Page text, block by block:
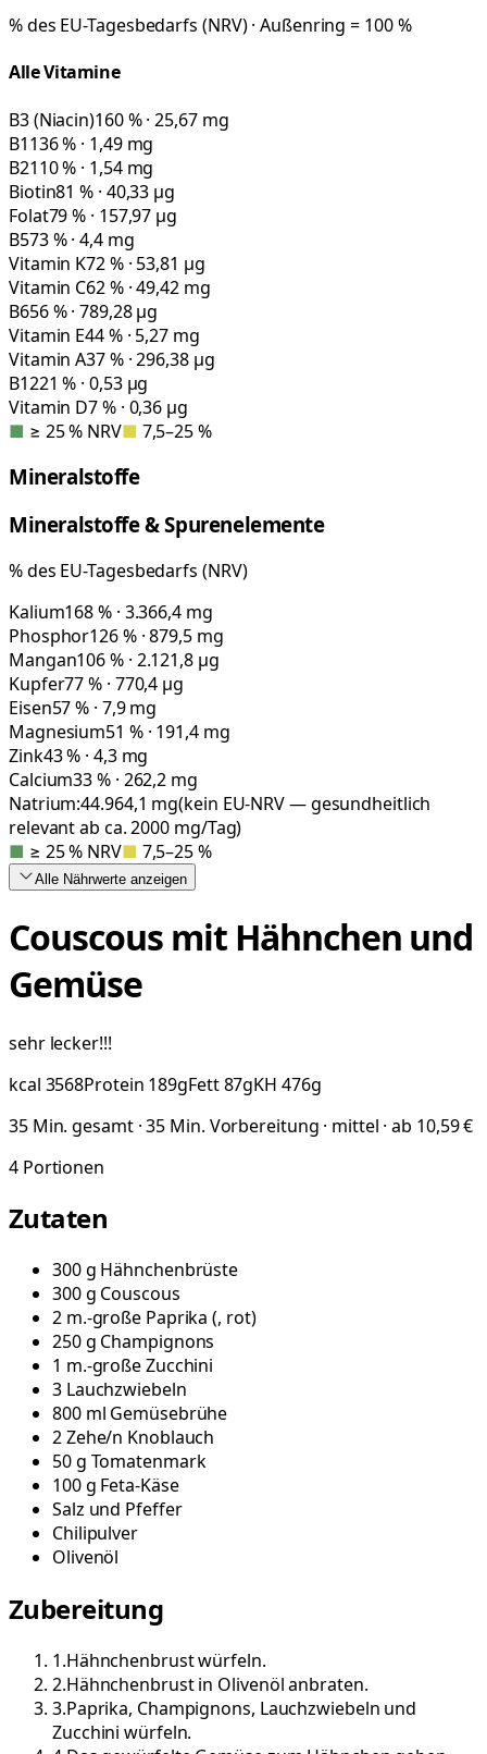
% des EU-Tagesbedarfs (NRV) · Außenring = 100 %
Alle Vitamine
B3 (Niacin)160 % · 25,67 mg
B1136 % · 1,49 mg
B2110 % · 1,54 mg
Biotin81 % · 40,33 µg
Folat79 % · 157,97 µg
B573 % · 4,4 mg
Vitamin K72 % · 53,81 µg
Vitamin C62 % · 49,42 mg
B656 % · 789,28 µg
Vitamin E44 % · 5,27 mg
Vitamin A37 % · 296,38 µg
B1221 % · 0,53 µg
Vitamin D7 % · 0,36 µg
■ ≥ 25 % NRV■ 7,5–25 %
Mineralstoffe
Mineralstoffe & Spurenelemente
% des EU-Tagesbedarfs (NRV)
Kalium168 % · 3.366,4 mg
Phosphor126 % · 879,5 mg
Mangan106 % · 2.121,8 µg
Kupfer77 % · 770,4 µg
Eisen57 % · 7,9 mg
Magnesium51 % · 191,4 mg
Zink43 % · 4,3 mg
Calcium33 % · 262,2 mg
Natrium:44.964,1 mg(kein EU-NRV — gesundheitlich
relevant ab ca. 2000 mg/Tag)
■ ≥ 25 % NRV■ 7,5–25 %
Alle Nährwerte anzeigen
Couscous mit Hähnchen und
Gemüse
sehr lecker!!!
kcal 3568Protein 189gFett87gKH 476g
35 Min. gesamt · 35 Min. Vorbereitung · mittel · ab 10,59 €
4 Portionen
Zutaten
300g Hähnchenbrüste
300g Couscous
2 m.-große Paprika (, rot)
250g Champignons
1 m.-großeZucchini
3 Lauchzwiebeln
800 ml Gemüsebrühe
2Zehe/n Knoblauch
50g Tomatenmark
100g Feta-Käse
Salz und Pfeffer
Chilipulver
Olivenöl
Zubereitung
1.Hähnchenbrust würfeln.
2.Hähnchenbrust in Olivenöl anbraten.
3.Paprika, Champignons, Lauchzwiebeln und
Zucchini würfeln.